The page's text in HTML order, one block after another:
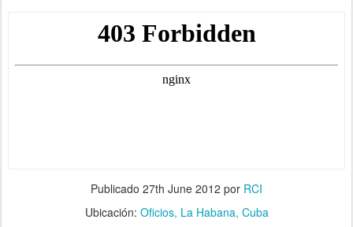
Publicado 27th June 2012 por RCI
Ubicación: Oficios, La Habana, Cuba